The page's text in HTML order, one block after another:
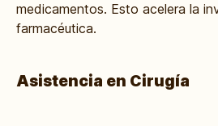
medicamentos. Esto acelera la
farmacéutica.
Asistencia en Cirugía